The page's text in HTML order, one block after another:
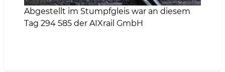
Abgestellt im Stumpfgleis war an diesem
Tag 294 585 der AIXrail GmbH